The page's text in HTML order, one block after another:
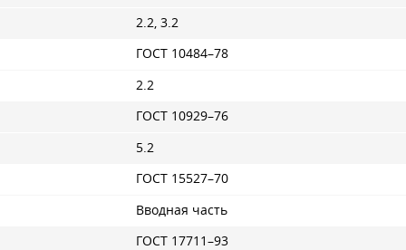
2.2, 3.2
ГОСТ 10484–78
2.2
ГОСТ 10929–76
5.2
ГОСТ 15527–70
Вводная часть
ГОСТ 17711–93